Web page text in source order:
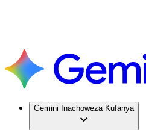
Gemini Inachoweza Kufanya